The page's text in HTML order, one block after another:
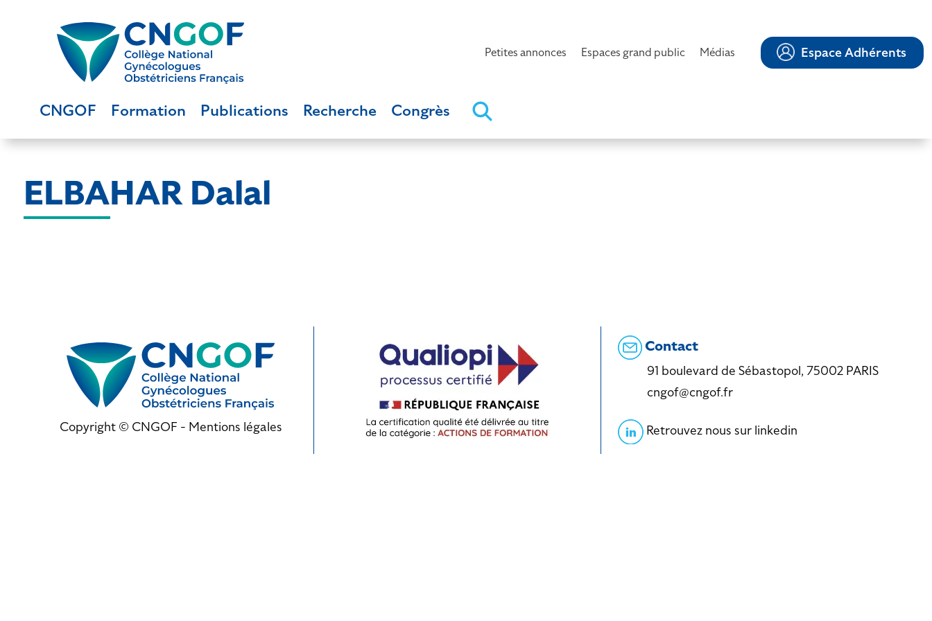
Petites annonces Espaces grand public Médias Espace Adhérents
CNGOF Formation Publications Recherche Congrès
ELBAHAR Dalal
Copyright © CNGOF - Mentions légales
Contact
91 boulevard de Sébastopol, 75002 PARIS
cngof@cngof.fr
Retrouvez nous sur linkedin